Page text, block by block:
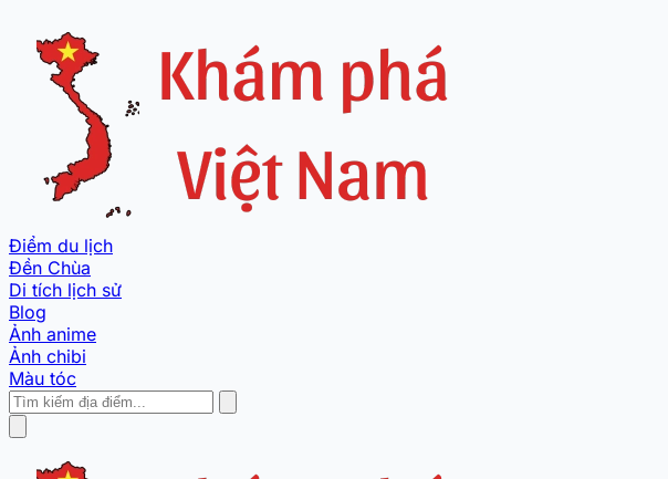
Điểm du lịch
Đền Chùa
Di tích lịch sử
Blog
Ảnh anime
Ảnh chibi
Màu tóc